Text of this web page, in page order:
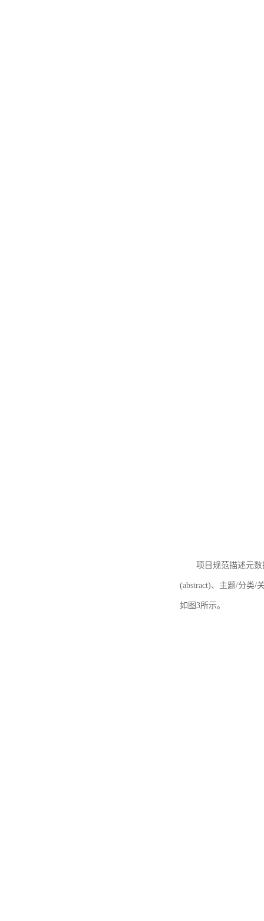
项目规范描述元
(abstract)、主题/分类/
如图3所示。